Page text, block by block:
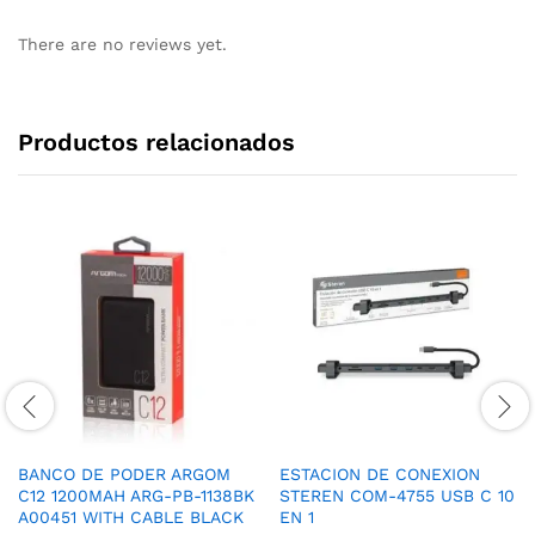
There are no reviews yet.
Productos relacionados
BANCO DE PODER ARGOM
C12 1200MAH ARG-PB-1138BK
A00451 WITH CABLE BLACK
ESTACION DE CONEXION
STEREN COM-4755 USB C 10
EN 1